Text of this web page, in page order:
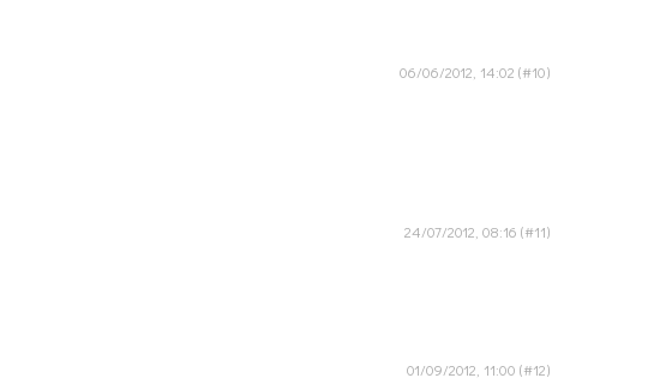
06/06/2012, 14:02
24/07/2012, 08:16
01/09/2012, 11:00